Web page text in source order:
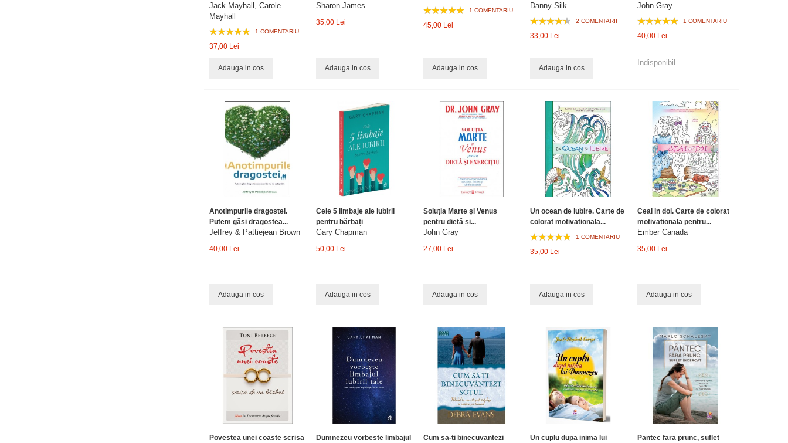
Jack Mayhall, Carole
Mayhall
1 COMENTARIU
37,00 Lei
Adauga in cos
Sharon James
35,00 Lei
Adauga in cos
1 COMENTARIU
45,00 Lei
Adauga in cos
Danny Silk
2 COMENTARII
33,00 Lei
Adauga in cos
John Gray
1 COMENTARIU
40,00 Lei
Indisponibil
Anotimpurile dragostei.
Putem găsi dragostea...
Jeffrey & Pattiejean Brown
40,00 Lei
Adauga in cos
Cele 5 limbaje ale iubirii
pentru bărbați
Gary Chapman
50,00 Lei
Adauga in cos
Soluția Marte și Venus
pentru dietă și...
John Gray
27,00 Lei
Adauga in cos
Un ocean de iubire. Carte de
colorat motivationala...
1 COMENTARIU
35,00 Lei
Adauga in cos
Ceai in doi. Carte de colorat
motivationala pentru...
Ember Canada
35,00 Lei
Adauga in cos
Povestea unei coaste scrisa
Dumnezeu vorbeste limbajul
Cum sa-ti binecuvantezi
Un cuplu dupa inima lui
Pantec fara prunc, suflet